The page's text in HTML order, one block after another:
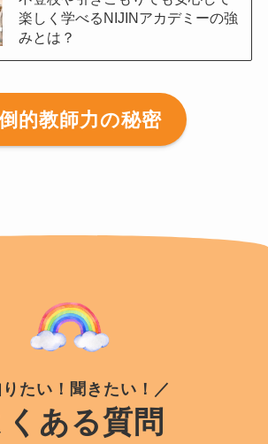
楽しく学べるNIJINアカデミーの強
みとは？
的教師力の秘密
りたい！聞きたい！／
くある質問